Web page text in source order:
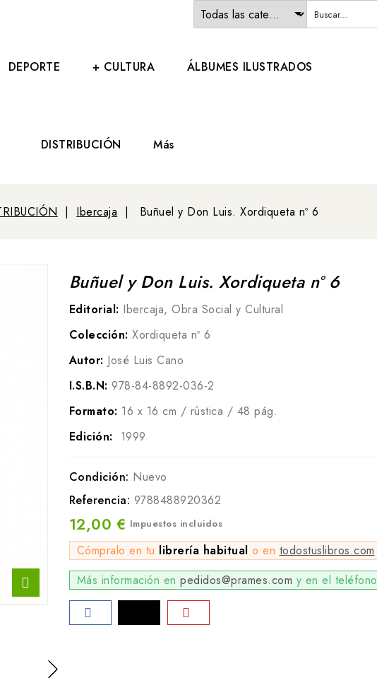
DEPORTE + CULTURA ÁLBUMES ILUSTRADOS
DISTRIBUCIÓN Más
Ibercaja Buñuel y Don Luis. Xordiqueta nº 6
Buñuel y Don Luis. Xordiqueta nº 6
Editorial: Ibercaja, Obra Social y Cultural
Colección: Xordiqueta nº 6
Autor: José Luis Cano
I.S.B.N: 978-84-8892-036-2
Formato: 16 x 16 cm / rústica / 48 pág.
Edición:
1999
Condición: Nuevo
Referencia: 9788488920362
12,00 € Impuestos incluidos
Cómpralo en tu librería habitual o en todostuslibros.com
Más información en pedidos@prames.com y en el teléfono